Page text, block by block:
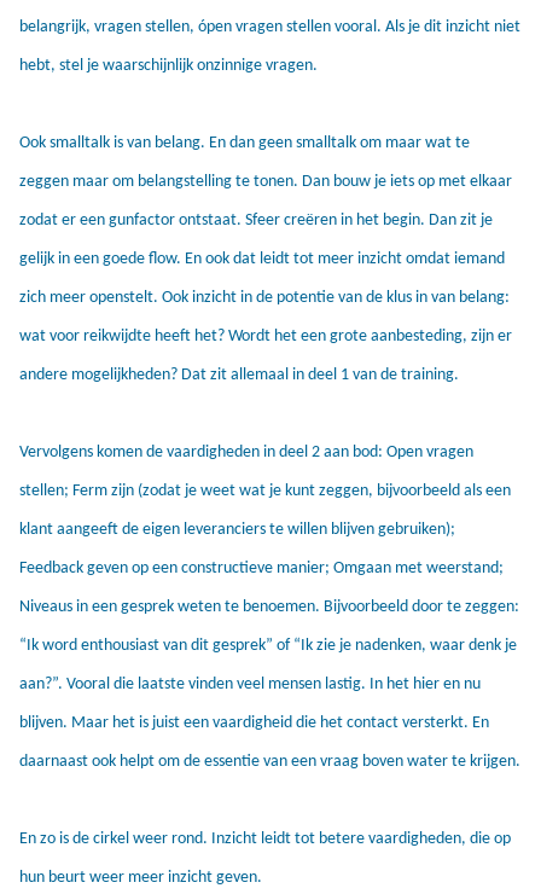
belangrijk, vragen stellen, ópen vragen stellen vooral. Als je dit inzicht niet
hebt, stel je waarschijnlijk onzinnige vragen.
Ook smalltalk is van belang. En dan geen smalltalk om maar wat te
zeggen maar om belangstelling te tonen. Dan bouw je iets op met elkaar
zodat er een gunfactor ontstaat. Sfeer creëren in het begin. Dan zit je
gelijk in een goede flow. En ook dat leidt tot meer inzicht omdat iemand
zich meer openstelt. Ook inzicht in de potentie van de klus in van belang:
wat voor reikwijdte heeft het? Wordt het een grote aanbesteding, zijn er
andere mogelijkheden? Dat zit allemaal in deel 1 van de training.
Vervolgens komen de vaardigheden in deel 2 aan bod: Open vragen
stellen; Ferm zijn (zodat je weet wat je kunt zeggen, bijvoorbeeld als een
klant aangeeft de eigen leveranciers te willen blijven gebruiken);
Feedback geven op een constructieve manier; Omgaan met weerstand;
Niveaus in een gesprek weten te benoemen. Bijvoorbeeld door te zeggen:
“Ik word enthousiast van dit gesprek” of “Ik zie je nadenken, waar denk je
aan?”. Vooral die laatste vinden veel mensen lastig. In het hier en nu
blijven. Maar het is juist een vaardigheid die het contact versterkt. En
daarnaast ook helpt om de essentie van een vraag boven water te krijgen.
En zo is de cirkel weer rond. Inzicht leidt tot betere vaardigheden, die op
hun beurt weer meer inzicht geven.